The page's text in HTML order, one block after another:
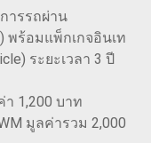
ารรถผ่าน
พร้อมแพ็กเกจอินเท
ระยะเวลา 3 ปี
1,200 บาท
มูลค่ารวม 2,000